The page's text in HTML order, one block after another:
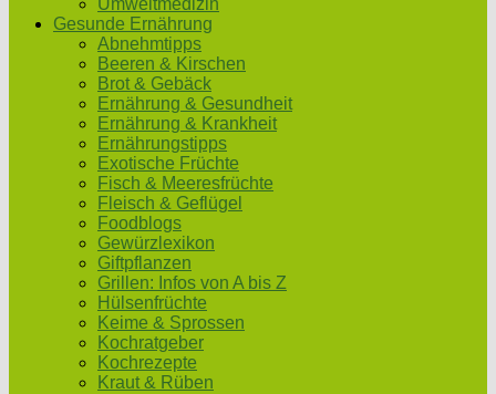
Umweltmedizin
Gesunde Ernährung
Abnehmtipps
Beeren & Kirschen
Brot & Gebäck
Ernährung & Gesundheit
Ernährung & Krankheit
Ernährungstipps
Exotische Früchte
Fisch & Meeresfrüchte
Fleisch & Geflügel
Foodblogs
Gewürzlexikon
Giftpflanzen
Grillen: Infos von A bis Z
Hülsenfrüchte
Keime & Sprossen
Kochratgeber
Kochrezepte
Kraut & Rüben